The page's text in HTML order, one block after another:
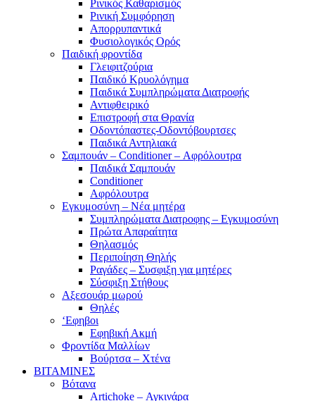
Ρινικός Καθαρισμός
Ρινική Συμφόρηση
Απορρυπαντικά
Φυσιολογικός Ορός
Παιδική φροντίδα
Γλειφιτζούρια
Παιδικό Κρυολόγημα
Παιδικά Συμπληρώματα Διατροφής
Αντιφθειρικό
Επιστροφή στα Θρανία
Οδοντόπαστες-Οδοντόβουρτσες
Παιδικά Αντηλιακά
Σαμπουάν – Conditioner – Αφρόλουτρα
Παιδικά Σαμπουάν
Conditioner
Αφρόλουτρα
Εγκυμοσύνη – Νέα μητέρα
Συμπληρώματα Διατροφης – Εγκυμοσύνη
Πρώτα Απαραίτητα
Θηλασμός
Περιποίηση Θηλής
Ραγάδες – Συσφιξη για μητέρες
Σύσφιξη Στήθους
Αξεσουάρ μωρού
Θηλές
‘Εφηβοι
Εφηβική Ακμή
Φροντίδα Μαλλίων
Βούρτσα – Χτένα
ΒΙΤΑΜΙΝΕΣ
Βότανα
Artichoke – Αγκινάρα